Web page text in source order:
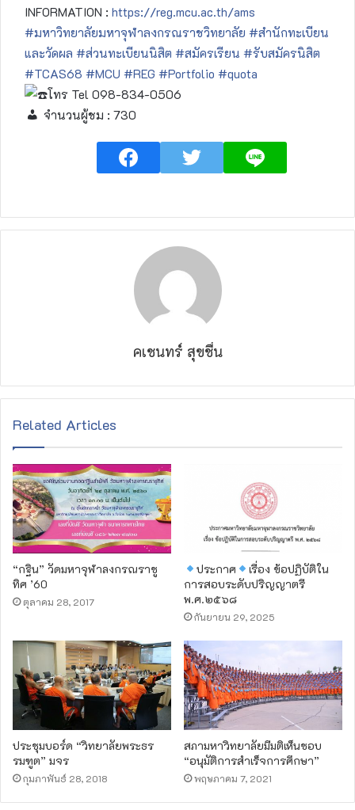
INFORMATION : https://reg.mcu.ac.th/ams
#มหาวิทยาลัยมหาจุฬาลงกรณราชวิทยาลัย #สำนักทะเบียน
และวัดผล #ส่วนทะเบียนนิสิต #สมัครเรียน #รับสมัครนิสิต
#TCAS68 #MCU #REG #Portfolio #quota
โทร Tel 098-834-0506
จำนวนผู้ชม : 730
คเชนทร์ สุขชื่น
Related Articles
“กฐิน” วัดมหาจุฬาลงกรณราชู
ทิศ ’60
ตุลาคม 28, 2017
ประกาศ
เรื่อง ข้อปฏิบัติใน
การสอบระดับปริญญาตรี
พ.ศ.๒๕๖๘
กันยายน 29, 2025
ประชุมบอร์ด “วิทยาลัยพระธร
รมฑูต” มจร
กุมภาพันธ์ 28, 2018
สภามหาวิทยาลัยมีมติเห็นชอบ
“อนุมัติการสำเร็จการศึกษา”
พฤษภาคม 7, 2021